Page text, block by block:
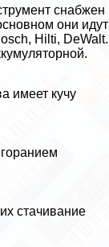
снабжен
они идут
Hilti, DeWalt.
имеет кучу
стачивание